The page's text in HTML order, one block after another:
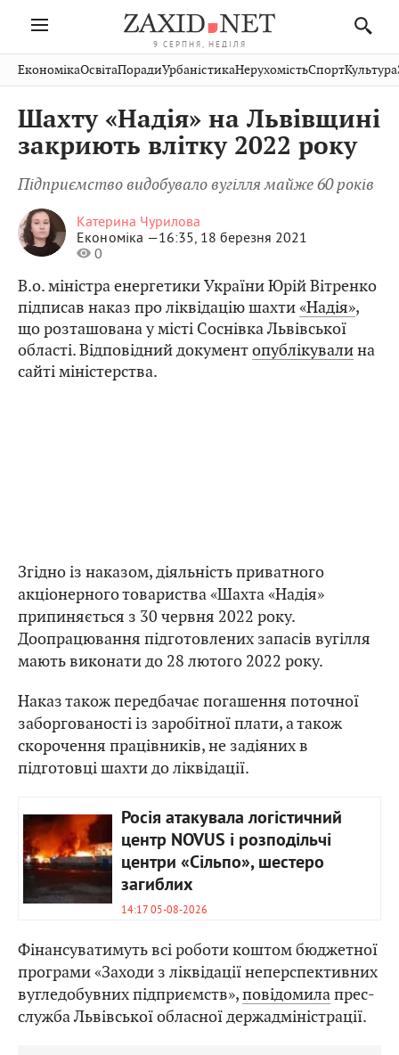
9 СЕРПНЯ, НЕДІЛЯ
Івано-
Франківськ
Волинь
РівнеСтрий
Хмельницький
Публікації
Авто СловкоКультура
Кіно
Дім СпортКраєзнавство
Фото ОсвітаНерухомість
Домашні
ЕкономікаОсвітаПорадиУрбаністикаНерухомістьСпортКультура
Шахту «Надія» на Львівщині
закриють влітку 2022 року
Підприємство видобувало вугілля майже 60 років
Катерина Чурилова
Економіка —16:35, 18 березня 2021
0
В.о. міністра енергетики України Юрій Вітренко
підписав наказ про ліквідацію шахти«Надія»,
що розташована у місті Соснівка Львівської
області. Відповідний документопублікувалина
сайті міністерства.
Згідно із наказом, діяльність приватного
акціонерного товариства «Шахта «Надія»
припиняється з 30 червня 2022 року.
Доопрацювання підготовлених запасів вугілля
мають виконати до 28 лютого 2022 року.
Наказ також передбачає погашення поточної
заборгованості із заробітної плати, а також
скорочення працівників, не задіяних в
підготовці шахти до ліквідації.
Росія атакувала логістичний
центр NOVUS і розподільчі
центри «Сільпо», шестеро
загиблих
14:17 05-08-2026
Фінансуватимуть всі роботи коштом бюджетної
програми «Заходи з ліквідації неперспективних
вугледобувних підприємств»,повідомилапрес-
служба Львівської обласної держадміністрації.